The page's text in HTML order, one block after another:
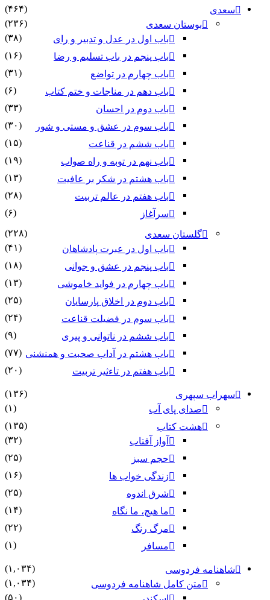
سعدی
(۴۶۴)
بوستان سعدی
(۲۳۶)
باب اول در عدل و تدبیر و رای
(۳۸)
باب پنجم در باب تسلیم و رضا
(۱۶)
باب چهارم در تواضع
(۳۱)
باب دهم در مناجات و ختم کتاب
(۶)
باب دوم در احسان
(۳۳)
باب سوم در عشق و مستی و شور
(۳۰)
باب ششم در قناعت
(۱۵)
باب نهم در توبه و راه صواب
(۱۹)
باب هشتم در شکر بر عافیت
(۱۳)
باب هفتم در عالم تربیت
(۲۸)
سرآغاز
(۶)
گلستان سعدی
(۲۲۸)
باب اول در عبرت پادشاهان
(۴۱)
باب پنجم در عشق و جوانى
(۱۸)
باب چهارم در فواید خاموشى
(۱۳)
باب دوم در اخلاق پارسایان
(۲۵)
باب سوم در فضیلت قناعت
(۲۴)
باب ششم در ناتوانى و پیرى
(۹)
باب هشتم در آداب صحبت و همنشنى (۷۷)
باب هفتم در تاءثیر تربیت
(۲۰)
سهراب سپهری
(۱۳۶)
صدای پای آب
(۱)
هشت کتاب
(۱۳۵)
آواز آفتاب
(۳۲)
حجم سبز
(۲۵)
زندگی خواب ها
(۱۶)
شرق اندوه
(۲۵)
ما هیچ، ما نگاه
(۱۴)
مرگ رنگ
(۲۲)
مسافر
(۱)
شاهنامه فردوسی
(۱,۰۳۴)
متن کامل شاهنامه فردوسی
(۱,۰۳۴)
(۵۰)